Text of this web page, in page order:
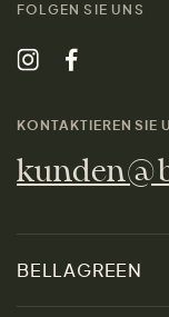
FOLGEN SIE UNS
KONTAKTIEREN SIE
BELLAGREEN